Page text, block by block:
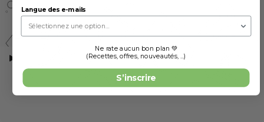
Langue des e-mails
Ne rate aucun bon plan 💚
(Recettes, offres, nouveautés, ...)
S’inscrire